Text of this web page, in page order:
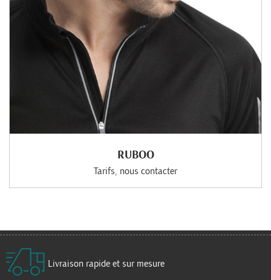
RUBOO
Tarifs, nous contacter
Livraison rapide et sur mesure